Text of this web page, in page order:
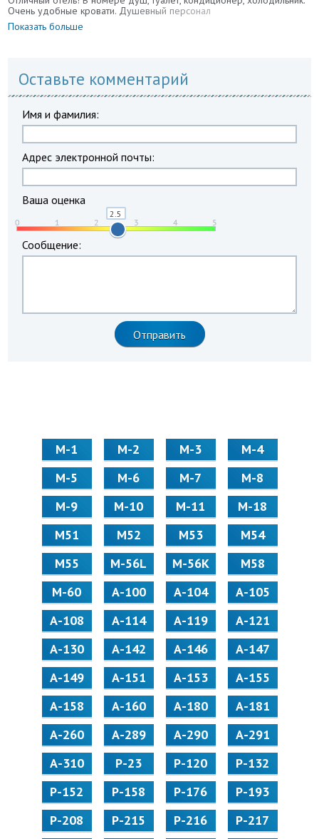
Очень удобные кровати. Душевный персонал
Показать больше
Оставьте комментарий
Имя и фамилия:
Адрес электронной почты:
Ваша оценка
Сообщение:
М-1 М-2 М-3
М-4
М-5
М-6 М-7
М-8
М-9
М-10 М-11
М-18
М51
М52 М53
М54
М55
M-56L M-56K
М58
M-60
А-100 А-104
А-105
А-108
А-114 А-119
А-121
А-130
А-142 А-146
А-147
А-149
А-151 А-153
А-155
А-158
А-160 А-180
А-181
А-260
А-289 А-290
А-291
А-310
Р-23 Р-120
Р-132
Р-152
Р-158 Р-176
Р-193
Р-208
Р-215 Р-216
Р-217